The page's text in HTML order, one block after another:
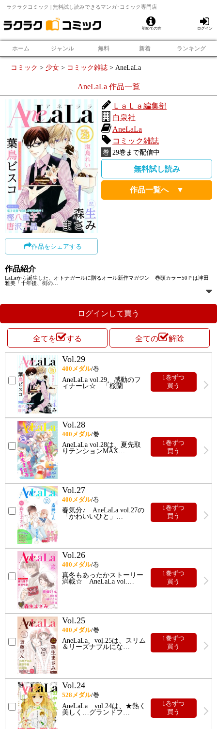
ラクラクコミック | 無料試し読みできるマンガ･コミック専門店
初めての方 ログイン
ホーム ジャンル 無料 新着 ランキング
コミック > 少女 > コミック雑誌 >AneLaLa
AneLaLa 作品一覧
作品をシェアする
ＬａＬａ編集部
白泉社
AneLaLa
コミック雑誌
巻 29巻まで配信中
無料試し読み
作品一覧へ ▼
作品紹介
LaLaから誕生した、オトナガールに贈るオール新作マガジン 巻頭カラー50Ｐは津田
雅美「十年後、街の
ログインして買う
全てを する 全ての 解除
Vol.29
400メダル/巻
AneLaLa vol.29、感動のフ
ィナーレ☆ 「桜蘭…
1巻ずつ
買う
Vol.28
400メダル/巻
AneLaLa vol.28は、夏先取
りテンションMAX…
1巻ずつ
買う
Vol.27
400 メダル/巻
春気分♪ AneLaLa vol.27の
「かわいいひと」
1巻ずつ
買う
Vol.26
400メダル/巻
真冬もあったかストーリー
満載☆ AneLaLa vol.…
1巻ずつ
買う
Vol.25
400 メダル/巻
AneLaLa、vol.25は、スリム
＆リーズナブルにな…
1巻ずつ
買う
Vol.24
528メダル/巻
AneLaLa vol.24は、★熱く
美しく…グランドフ
1巻ずつ
買う